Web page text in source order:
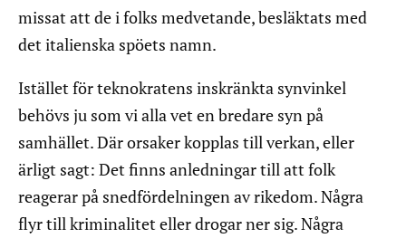
missat att de i folks medvetande, besläktats med
det italienska spöets namn.
Istället för teknokratens inskränkta synvinkel
behövs ju som vi alla vet en bredare syn på
samhället. Där orsaker kopplas till verkan, eller
ärligt sagt: Det finns anledningar till att folk
reagerar på snedfördelningen av rikedom. Några
flyr till kriminalitet eller drogar ner sig. Några